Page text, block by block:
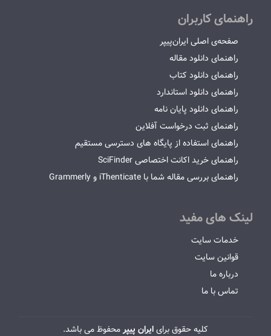
راهنمای کاربران
صفحه‌ی اصلی ایران‌پیپر
راهنمای دانلود مقاله
راهنمای دانلود کتاب
راهنمای دانلود استاندارد
راهنمای دانلود پایان نامه
راهنمای ثبت درخواست آفلاین
راهنمای استفاده از پایگاه های دسترسی مستقیم
راهنمای خرید اکانت اختصاصی SciFinder
راهنمای بررسی مقاله شما با iThenticate و Grammerly
لینک های مفید
خدمات سایت
قوانین سایت
درباره ما
تماس با ما
کلیه حقوق برایایران پیپرمحفوظ می باشد.